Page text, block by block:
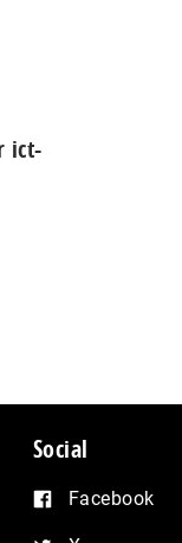
ict-
Social
Facebook